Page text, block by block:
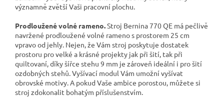
významně zvětší Vaši pracovní plochu.
Prodloužené volné rameno.Stroj Bernina 770 QE má pečlivě
navržené prodloužené volné rameno s prostorem 25 cm
vpravo od jehly. Nejen, že Vám stroj poskytuje dostatek
prostoru pro velké a krásné projekty jak při šití, tak při
quiltovaní, díky šířce stehu 9 mm je zároveň ideální i pro šití
ozdobných stehů. Vyšívací modul Vám umožní vyšívat
obrovské motivy. A pokud Vaše ambice porostou, můžete si
stroj zdokonalit bohatým příslušenstvím.